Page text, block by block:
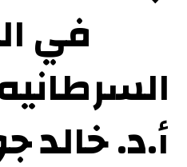
في
أ.د. خالد